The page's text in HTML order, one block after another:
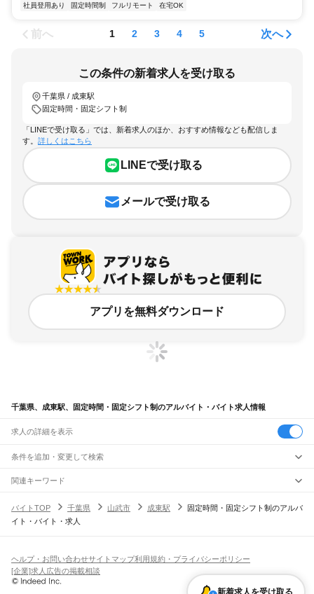
社員登用あり 固定時間制 フルリモート 在宅OK
前へ 1 2 3 4 5 次へ
この条件の新着求人を受け取る
千葉県 / 成東駅
固定時間・固定シフト制
「LINEで受け取る」では、新着求人のほか、おすすめ情報なども配信しま
す。 詳しくはこちら
LINEで受け取る
メールで受け取る
アプリを無料ダウンロード
千葉県、成東駅、固定時間・固定シフト制のアルバイト・バイト求人情報
求人の詳細を表示
条件を追加・変更して検索
市区町村を追加・変更
千葉県すべて
千葉市 すべて
旭市習志野市柏市勝浦市市原市流山市八千代市我孫子市鴨川市鎌ケ谷市
君津市富津市浦安市 印西市白井市富里市南房総市
匝瑳市香取市 印旛郡 香取郡山武郡 長生郡夷隅郡
駅を追加・変更
JR中央・総武線
市川駅本八幡駅下総中山駅 津田沼駅幕張本郷駅幕張駅
新検見川駅
職種を追加・変更
飲食・フードサービスすべて
ホールスタッフキッチンスタッフ
パン屋（ベーカリー）
バー（BAR）・バーテンダー
飲食店（店長・マネージャー）
人気
日払いOK高校生歓迎 髪型・髪色自由
雇用形態を追加・変更
関連キーワード
バイトTOP
千葉県 山武市 成東駅
固定時間・固定シフト制のアルバ
イト・バイト・求人
新着求人を受け取る
ヘルプ・お問い合わせサイトマップ利用規約・プライバシーポリシー
[企業]求人広告の掲載相談